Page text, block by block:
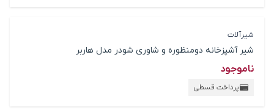
شیرآلات
شیر آشپزخانه دومنظوره و شاوری شودر مدل هاربر
ناموجود
پرداخت قسطی